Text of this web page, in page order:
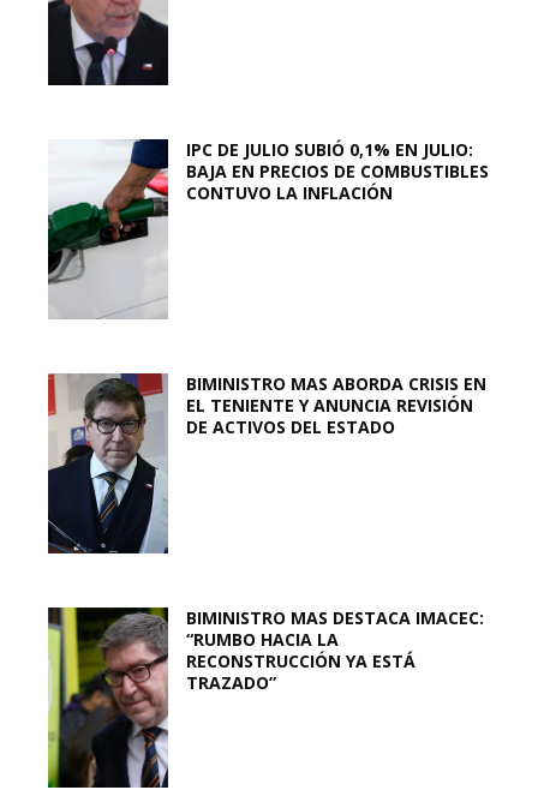
IPC DE JULIO SUBIÓ 0,1% EN JULIO:
BAJA EN PRECIOS DE COMBUSTIBLES
CONTUVO LA INFLACIÓN
BIMINISTRO MAS ABORDA CRISIS EN
EL TENIENTE Y ANUNCIA REVISIÓN
DE ACTIVOS DEL ESTADO
BIMINISTRO MAS DESTACA IMACEC:
“RUMBO HACIA LA
RECONSTRUCCIÓN YA ESTÁ
TRAZADO”